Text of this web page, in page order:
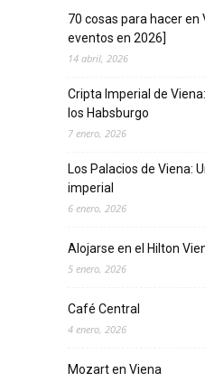
70 cosas para hacer en
eventos en 2026]
14 abril, 2026
Cripta Imperial de
los Habsburgo
7 enero, 2026
Los Palacios de Viena:
imperial
6 enero, 2026
Alojarse en el Hilton
5 enero, 2026
Café Central
4 enero, 2026
Mozart en Viena